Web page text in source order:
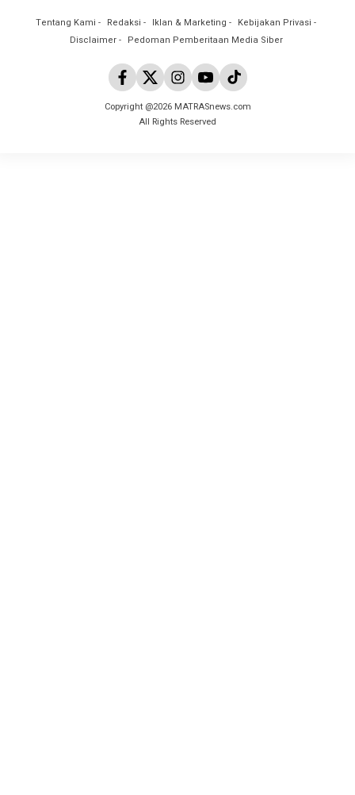
Tentang Kami Redaksi Iklan & Marketing
Kebijakan Privasi
Disclaimer
Pedoman Pemberitaan Media Siber
Copyright @2026 MATRASnews.com
All Rights Reserved